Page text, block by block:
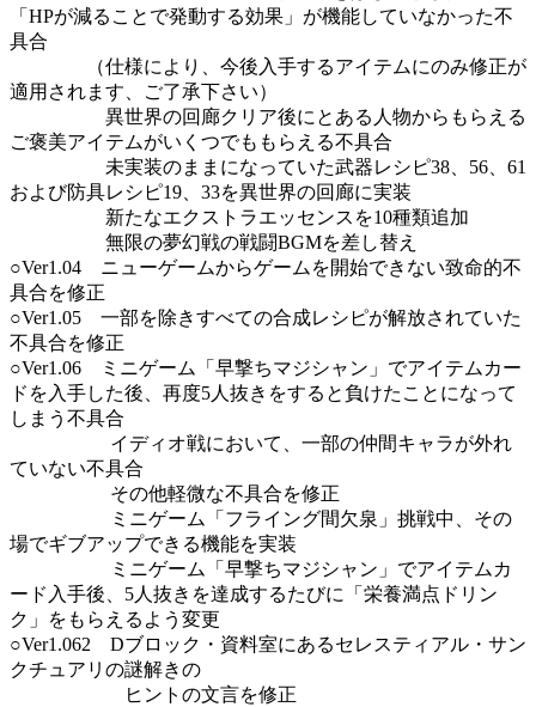
「HPが減ることで発動する効果」が機能していなかった不
具合
（仕様により、今後入手するアイテムにのみ修正が
適用されます、ご了承下さい）
異世界の回廊クリア後にとある人物からもらえる
ご褒美アイテムがいくつでももらえる不具合
未実装のままになっていた武器レシピ38、56、61
および防具レシピ19、33を異世界の回廊に実装
新たなエクストラエッセンスを10種類追加
無限の夢幻戦の戦闘BGMを差し替え
○Ver1.04 ニューゲームからゲームを開始できない致命的不
具合を修正
○Ver1.05 一部を除きすべての合成レシピが解放されていた
不具合を修正
○Ver1.06 ミニゲーム「早撃ちマジシャン」でアイテムカー
ドを入手した後、再度5人抜きをすると負けたことになって
しまう不具合
イディオ戦において、一部の仲間キャラが外れ
ていない不具合
その他軽微な不具合を修正
ミニゲーム「フライング間欠泉」挑戦中、その
場でギブアップできる機能を実装
ミニゲーム「早撃ちマジシャン」でアイテムカ
ード入手後、5人抜きを達成するたびに「栄養満点ドリン
ク」をもらえるよう変更
○Ver1.062 Dブロック・資料室にあるセレスティアル・サン
クチュアリの謎解きの
ヒントの文言を修正